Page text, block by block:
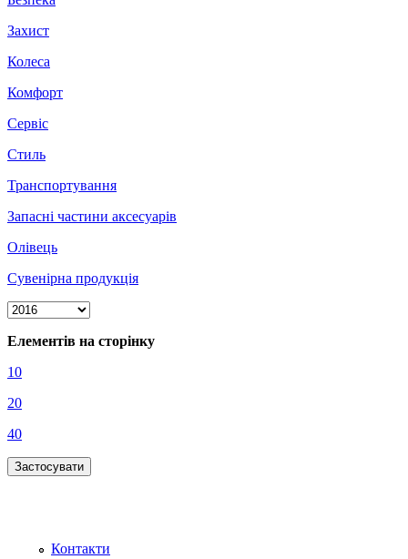
Захист
Колеса
Комфорт
Сервіс
Стиль
Транспортування
Запасні частини аксесуарів
Олівець
Сувенірна продукція
Елементів на сторінку
10
20
40
Контакти